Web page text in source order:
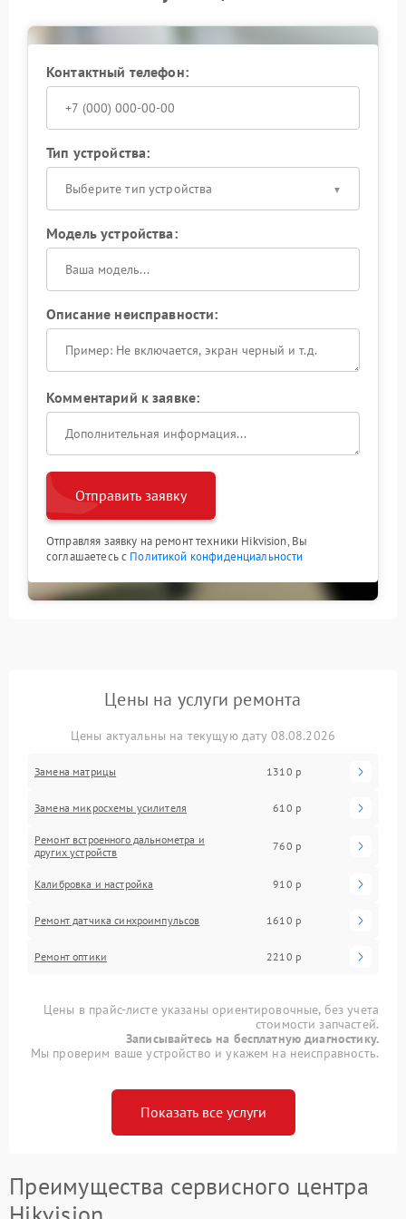
Контактный телефон:
Тип устройства:
Выберите тип устройства
Модель устройства:
Описание неисправности:
Комментарий к заявке:
Отправить заявку
Отправляя заявку на ремонт техники Hikvision, Вы
соглашаетесь с Политикой конфиденциальности
Цены на услуги ремонта
Цены актуальны на текущую дату 08.08.2026
Замена матрицы 1310 р
Замена микросхемы усилителя 610 р
Ремонт встроенного дальнометра и
других устройств
760 р
Калибровка и настройка 910 р
Ремонт датчика синхроимпульсов 1610 р
Ремонт оптики 2210 р
Цены в прайс-листе указаны ориентировочные, без учета
стоимости запчастей.
Записывайтесь на бесплатную диагностику.
Мы проверим ваше устройство и укажем на неисправность.
Показать все услуги
Преимущества сервисного центра